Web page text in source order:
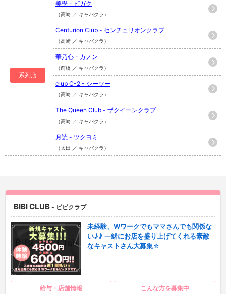
系列店
美學 - ビガク
（高崎 ／ キャバクラ）
Centurion Club - センチュリオンクラブ
（高崎 ／ キャバクラ）
華乃心 - カノン
（前橋 ／ キャバクラ）
club C-2 - シーツー
（高崎 ／ キャバクラ）
The Queen Club - ザクイーンクラブ
（高崎 ／ キャバクラ）
月読 - ツクヨミ
（太田 ／ キャバクラ）
BIBI CLUB - ビビクラブ
未経験、Wワークでもママさんでも関係な
い♪♪ 一緒にお店を盛り上げてくれる素敵
なキャストさん大募集☆
給与・店舗情報 こんな方を募集中